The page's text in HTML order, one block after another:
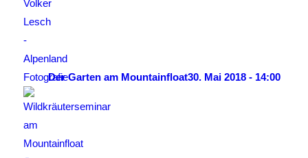
Der Garten am Mountainfloat30. Mai 2018 - 14:00